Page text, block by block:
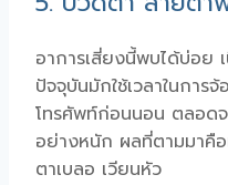
อาการเสี่ยงนี้พบได้บ่อย
ปัจจุบันมักใช้เวลาในกา
โทรศัพท์ก่อนนอน ตลอด
อย่างหนัก ผลที่ตามมาคื
ตาเบลอ เวียนหัว